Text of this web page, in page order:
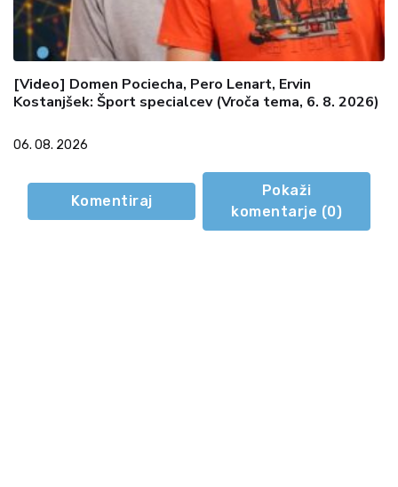
[Video] Domen Pociecha, Pero Lenart, Ervin
Kostanjšek: Šport specialcev (Vroča tema, 6. 8. 2026)
06. 08. 2026
Komentiraj
Pokaži
komentarje (0)